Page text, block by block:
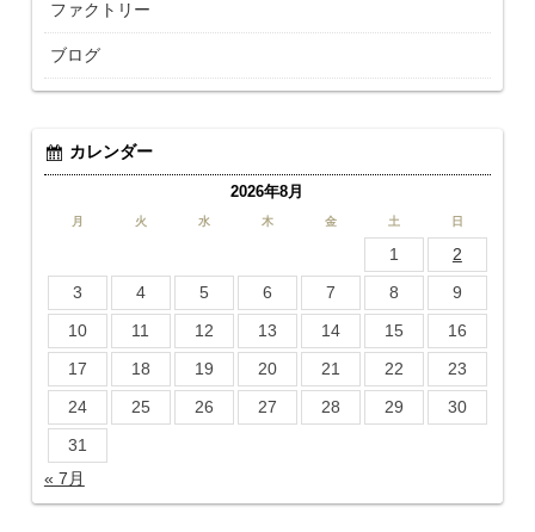
ファクトリー
ブログ
カレンダー
2026年8月
月 火 水 木 金 土 日
1
2
3
4 5 6 7 8
9
10
11 12 13 14 15
16
17
18 19 20 21 22
23
24
25 26 27 28 29
30
31
« 7月